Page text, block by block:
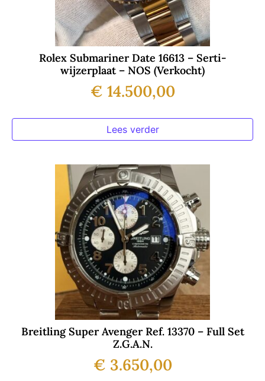
Rolex Submariner Date 16613 – Serti-
wijzerplaat – NOS (Verkocht)
€ 14.500,00
Lees verder
Breitling Super Avenger Ref. 13370 – Full Set
Z.G.A.N.
€ 3.650,00